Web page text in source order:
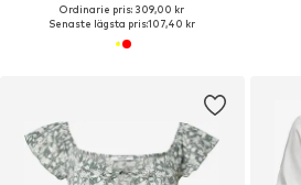
Ordinarie pris: 309,00 kr
Senaste lägsta pris:107,40 kr